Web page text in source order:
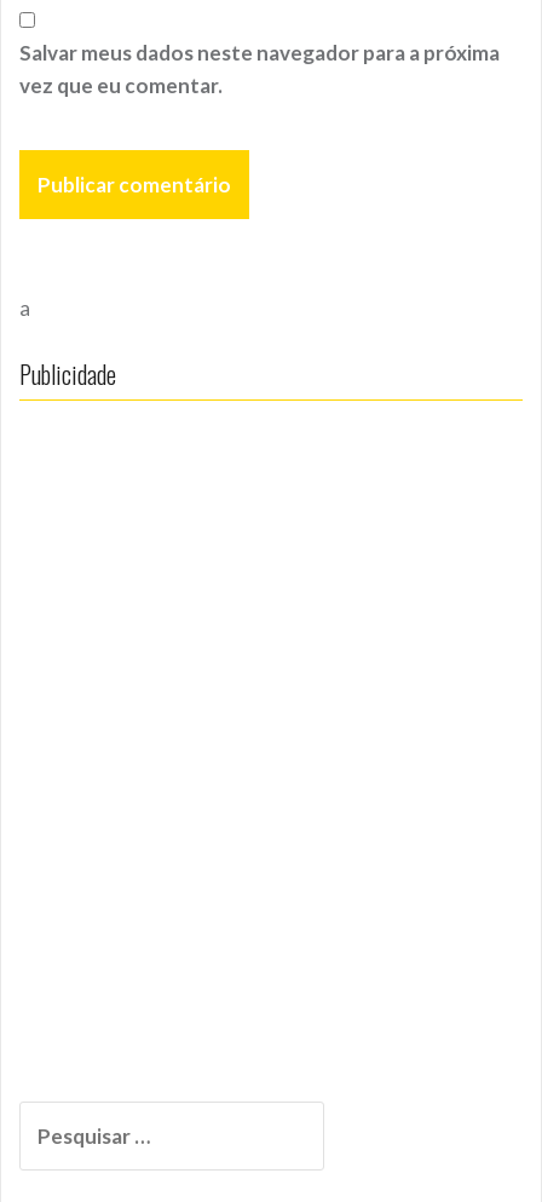
Salvar meus dados neste navegador para a próxima
vez que eu comentar.
a
Publicidade
por: